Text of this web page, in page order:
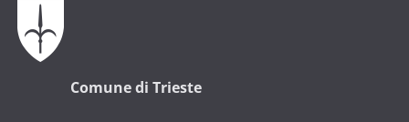
Comune di Trieste